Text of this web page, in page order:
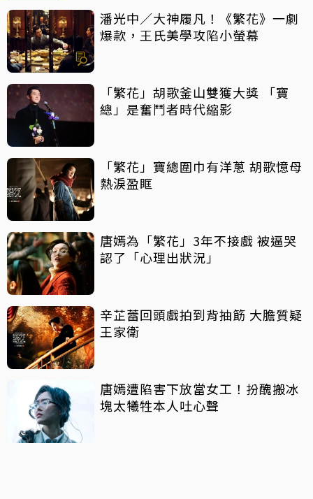
潘光中／大神履凡！《繁花》一劇
爆款，王氏美學攻陷小螢幕
「繁花」胡歌釜山雙獲大獎 「寶
總」是奮鬥者時代縮影
「繁花」寶總圍巾有洋蔥 胡歌憶母
熱淚盈眶
唐嫣為「繁花」3年不接戲 被逼哭
認了「心理出狀況」
辛芷蕾回頭戲拍到背抽筯 大膽質疑
王家衛
唐嫣遭陷害下放當女工！扮醜搬冰
塊太犧牲本人吐心聲